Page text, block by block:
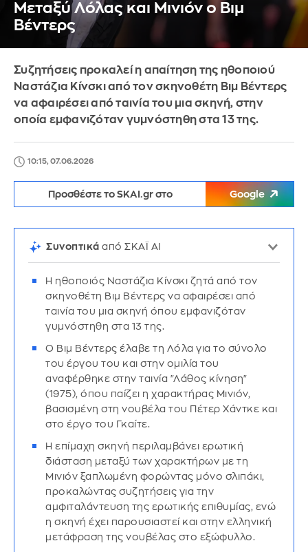
Μεταξύ Λόλας και Μινιόν ο Βιμ
Βέντερς
Συζητήσεις προκαλεί η απαίτηση της ηθοποιού
Ναστάζια Κίνσκι από τον σκηνοθέτη Βιμ Βέντερς
να αφαιρέσει από ταινία του μια σκηνή, στην
οποία εμφανιζόταν γυμνόστηθη στα 13 της.
10:15, 07.06.2026
Προσθέστε το SKAI.gr στο Google
Συνοπτικά από ΣΚΑΪ AI
Η ηθοποιός Ναστάζια Κίνσκι ζητά από τον
σκηνοθέτη Βιμ Βέντερς να αφαιρέσει από
ταινία του μια σκηνή όπου εμφανιζόταν
γυμνόστηθη στα 13 της.
Ο Βιμ Βέντερς έλαβε τη Λόλα για το σύνολο
του έργου του και στην ομιλία του
αναφέρθηκε στην ταινία "Λάθος κίνηση"
(1975), όπου παίζει η χαρακτήρας Μινιόν,
βασισμένη στη νουβέλα του Πέτερ Χάντκε και
στο έργο του Γκαίτε.
Η επίμαχη σκηνή περιλαμβάνει ερωτική
διάσταση μεταξύ των χαρακτήρων με τη
Μινιόν ξαπλωμένη φορώντας μόνο σλιπάκι,
προκαλώντας συζητήσεις για την
αμφιταλάντευση της ερωτικής επιθυμίας, ενώ
η σκηνή έχει παρουσιαστεί και στην ελληνική
μετάφραση της νουβέλας στο εξώφυλλο.